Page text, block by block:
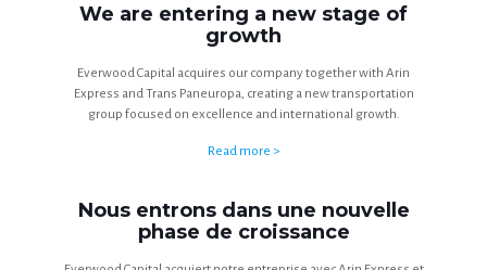
We are entering a new stage of
growth
Everwood Capital acquires our company together with Arin
Express and Trans Paneuropa, creating a new transportation
group focused on excellence and international growth.
Read more >
Nous entrons dans une nouvelle
phase de croissance